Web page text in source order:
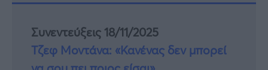
Συνεντεύξεις 18/11/2025
Τζεφ Μοντάνα: «Κανένας δεν μπορεί